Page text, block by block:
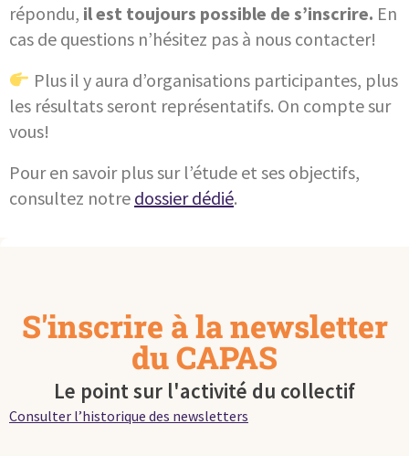
répondu, il est toujours possible de s’inscrire. En
cas de questions n’hésitez pas à nous contacter!
Plus il y aura d’organisations participantes, plus
les résultats seront représentatifs. On compte sur
vous!
Pour en savoir plus sur l’étude et ses objectifs,
consultez notre dossier dédié.
S'inscrire à la newsletter
du CAPAS
Le point sur l'activité du collectif
Consulter l’historique des newsletters